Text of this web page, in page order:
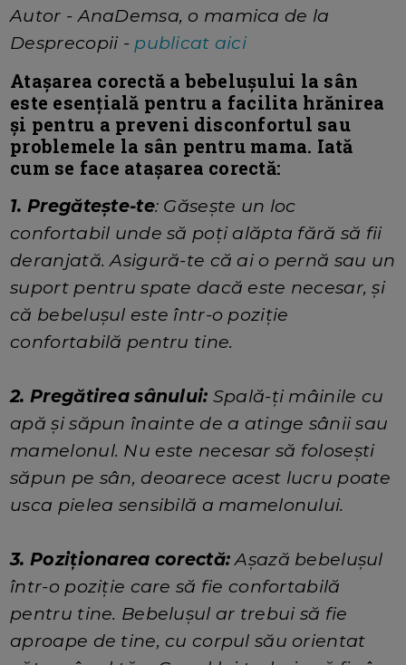
Autor - AnaDemsa, o mamica de la
Desprecopii - publicat aici
Atașarea corectă a bebelușului la sân
este esențială pentru a facilita hrănirea
și pentru a preveni disconfortul sau
problemele la sân pentru mama. Iată
cum se face atașarea corectă:
1. Pregătește-te: Găsește un loc
confortabil unde să poți alăpta fără să fii
deranjată. Asigură-te că ai o pernă sau un
suport pentru spate dacă este necesar, și
că bebelușul este într-o poziție
confortabilă pentru tine.
2. Pregătirea sânului: Spală-ți mâinile cu
apă și săpun înainte de a atinge sânii sau
mamelonul. Nu este necesar să folosești
săpun pe sân, deoarece acest lucru poate
usca pielea sensibilă a mamelonului.
3. Poziționarea corectă:Așază bebelușul
într-o poziție care să fie confortabilă
pentru tine. Bebelușul ar trebui să fie
aproape de tine, cu corpul său orientat